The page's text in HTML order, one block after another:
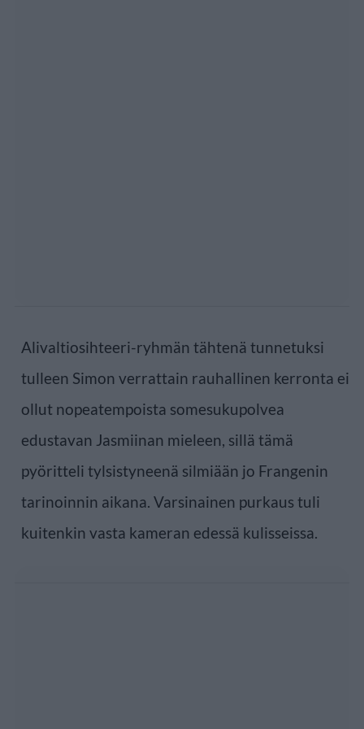
Alivaltiosihteeri-ryhmän tähtenä tunnetuksi
tulleen Simon verrattain rauhallinen kerronta ei
ollut nopeatempoista somesukupolvea
edustavan Jasmiinan mieleen, sillä tämä
pyöritteli tylsistyneenä silmiään jo Frangenin
tarinoinnin aikana. Varsinainen purkaus tuli
kuitenkin vasta kameran edessä kulisseissa.